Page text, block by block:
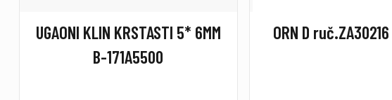
UGAONI KLIN KRSTASTI 5* 6MM
B-171A5500
ORN D